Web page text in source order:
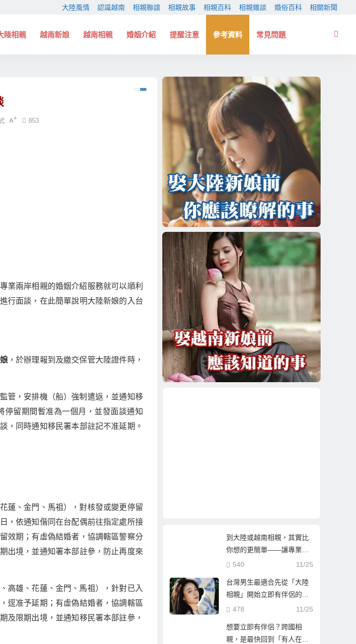
大陸風情 認識越南 相親聯誼 相親故事 相親百科 相親雜談 婚俗百科 相關新聞
陸相親 越南新娘 越南相親 婚姻介紹 提醒注意 參考資料 常見問題
853
業兩岸相親的婚姻介紹服務就可以順利
行面談，在此簡單說明大陸新娘的入台
，於辦理報到及繳交保管大陸證件時，
管，安排機（船）強制遣返，並通知移
停留期間暫准為一個月，並發面談通知
，同時通知移民署本部註記不准延期。
蓮、金門、馬祖），對核發或變更停留
，依通知偕同在台配偶前往指定處所接
效期；有虛偽結婚者，協調轄區警察分
出境，並通知署本部註參，防止再度來
高雄、花蓮、金門、馬祖），針對已入
逕准予延期；有虛偽結婚者，協調轄區
及限期出境，並通知移民署本部註參，
到大陸或越南相親，其實比
你想的更簡單——讓專業團
隊陪你找到真心伴侶
11/25
540
台灣男生最適合先從「大陸
相親」開始立即有伴侶的第
一步
11/25
478
想要立即有伴侶？跨國相
親，是最快回到「有人在等